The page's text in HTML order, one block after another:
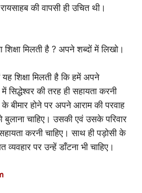
की वापसी ही उचित थी।
शिक्षा मिलती है ? अपने शब्दों में लिखो।
यह शिक्षा मिलती है कि हमें अपने
सिद्धेश्वर की तरह ही सहायता करनी
के बीमार होने पर अपने आराम की परवाह
चाहिए। उसकी एवं उसके परिवार
करनी चाहिए। साथ ही पड़ोसी के
पर उन्हें डाँटना भी चाहिए।